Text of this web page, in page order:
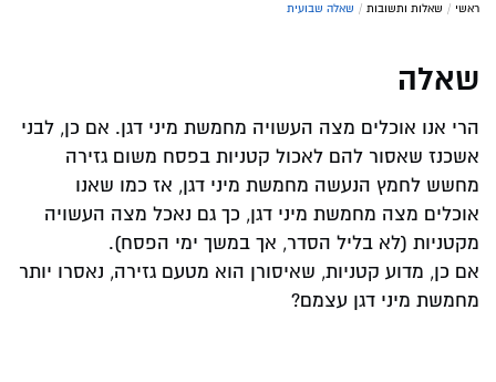
ראשי / שאלות ותשובות / שאלה שבועית
שאלה
הרי אנו אוכלים מצה העשויה מחמשת מיני דגן. אם כן, לבני
אשכנז שאסור להם לאכול קטניות בפסח משום גזירה
מחשש לחמץ הנעשה מחמשת מיני דגן, אז כמו שאנו
אוכלים מצה מחמשת מיני דגן, כך גם נאכל מצה העשויה
מקטניות (לא בליל הסדר, אך במשך ימי הפסח).
אם כן, מדוע קטניות, שאיסורן הוא מטעם גזירה, נאסרו יותר
מחמשת מיני דגן עצמם?